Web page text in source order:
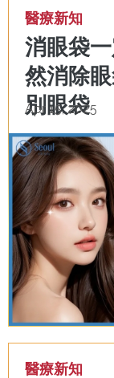
醫療新知
消眼袋
然消除
別眼袋
Apr 15, 2025
醫療新知